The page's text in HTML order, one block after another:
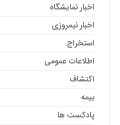
اخبار نمایشگاه
اخبار نیمروزی
استخراج
اطلاعات عمومی
اکتشاف
بیمه
پادکست ها